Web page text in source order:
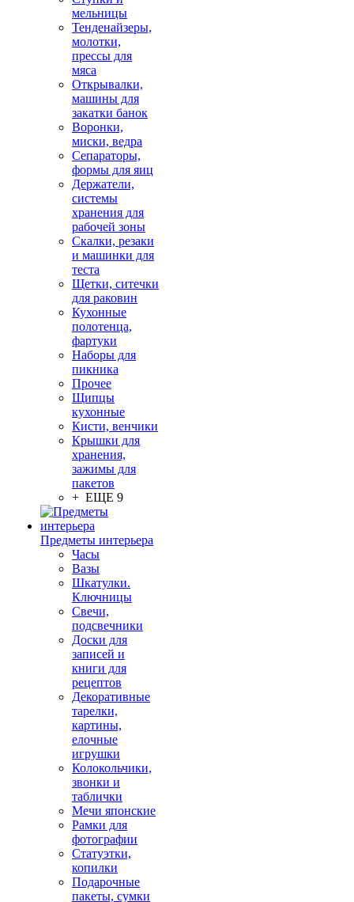
мельницы
Тенденайзеры,
молотки,
прессы для
мяса
Открывалки,
машины для
закатки банок
Воронки,
миски, ведра
Сепараторы,
формы для яиц
Держатели,
системы
хранения для
рабочей зоны
Скалки, резаки
и машинки для
теста
Щетки, ситечки
для раковин
Кухонные
полотенца,
фартуки
Наборы для
пикника
Прочее
Щипцы
кухонные
Кисти, венчики
Крышки для
хранения,
зажимы для
пакетов
+ ЕЩЕ 9
Предметы интерьера
Часы
Вазы
Шкатулки.
Ключницы
Свечи,
подсвечники
Доски для
записей и
книги для
рецептов
Декоративные
тарелки,
картины,
елочные
игрушки
Колокольчики,
звонки и
таблички
Мечи японские
Рамки для
фотографии
Статуэтки,
копилки
Подарочные
пакеты, сумки